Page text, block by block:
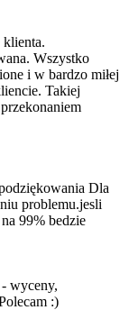
klienta.
Wszystko
i w bardzo miłej
Takiej
Dla
problemu.jesli
99% bedzie
wyceny,
:)